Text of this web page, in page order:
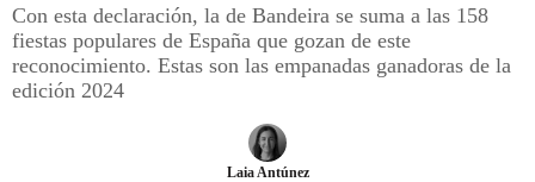
ÍDOLOS DE MESAS
CUADERNO DE VIAJE
Con esta declaración, la de Bandeira se suma a las 158
fiestas populares de España que gozan de este
reconocimiento. Estas son las empanadas ganadoras de la
edición 2024
Laia Antúnez